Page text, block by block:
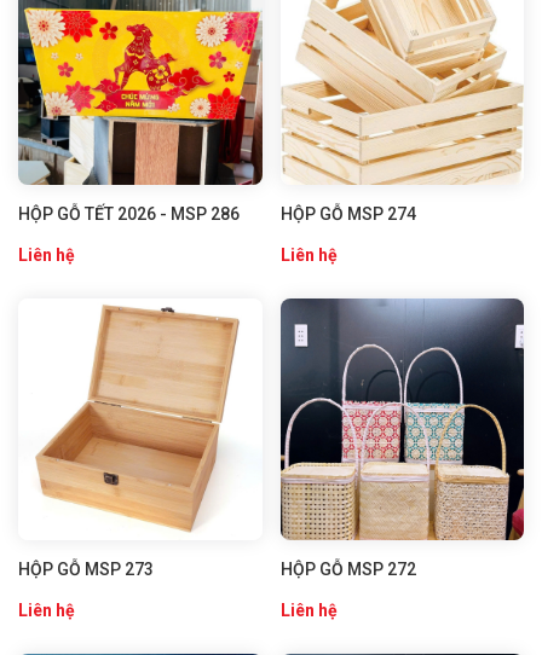
HỘP GỖ TẾT 2026 - MSP 286
Liên hệ
HỘP GỖ MSP 274
Liên hệ
HỘP GỖ MSP 273
Liên hệ
HỘP GỖ MSP 272
Liên hệ